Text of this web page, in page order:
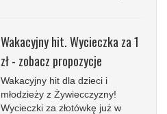
Wakacyjny hit. Wycieczka za 1
zł - zobacz propozycje
Wakacyjny hit dla dzieci i
młodzieży z Żywiecczyzny!
Wycieczki za złotówkę już w